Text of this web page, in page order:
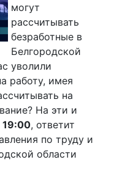
могут
рассчитывать
безработные в
Белгородской
уволили
работу, имея
на
На эти и
19:00, ответит
по труду и
области